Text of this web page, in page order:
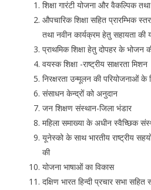
शिक्षा गारंटी योजना और वैकल्पिक तथा
औपचारिक शिक्षा सहित प्रारम्भिक
तथा नवीन कार्यक्रम हेतु सहायता की
प्राथमिक शिक्षा हेतु दोपहर के भोजन
वयस्क शिक्षा -राष्ट्रीय साक्षरता मिशन
निरक्षरता उन्मूलन की परियोजनाओं के
संसाधन केन्द्रों को अनुदान
जन शिक्षण संस्थान-जिला भंडार
महिला समाख्या के अधीन स्वैच्छिक
यूनेस्को के साथ भारतीय राष्ट्रीय
की
योजना भाषाओं का विकास
दक्षिण भारत हिन्दी प्रचार सभा